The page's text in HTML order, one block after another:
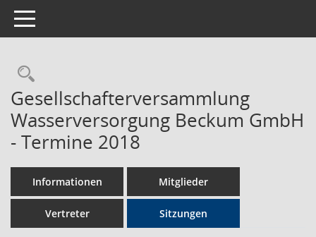
Toggle navigation
Rechercheauswahl
Gesellschafterversammlung
Wasserversorgung Beckum GmbH
- Termine 2018
Informationen Mitglieder
Vertreter Sitzungen